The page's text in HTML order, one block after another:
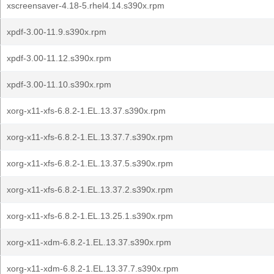
xscreensaver-4.18-5.rhel4.14.s390x.rpm
xpdf-3.00-11.9.s390x.rpm
xpdf-3.00-11.12.s390x.rpm
xpdf-3.00-11.10.s390x.rpm
xorg-x11-xfs-6.8.2-1.EL.13.37.s390x.rpm
xorg-x11-xfs-6.8.2-1.EL.13.37.7.s390x.rpm
xorg-x11-xfs-6.8.2-1.EL.13.37.5.s390x.rpm
xorg-x11-xfs-6.8.2-1.EL.13.37.2.s390x.rpm
xorg-x11-xfs-6.8.2-1.EL.13.25.1.s390x.rpm
xorg-x11-xdm-6.8.2-1.EL.13.37.s390x.rpm
xorg-x11-xdm-6.8.2-1.EL.13.37.7.s390x.rpm